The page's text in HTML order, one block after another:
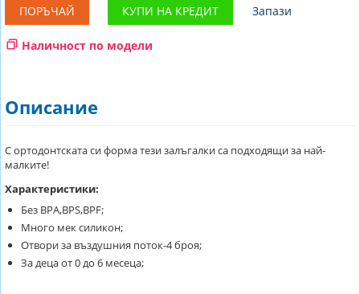
ПОРЪЧАЙ КУПИ НА КРЕДИТ Запази
Наличност по модели
Описание
С ортодонтската си форма тези залъгалки са подходящи за най-
малките!
Характеристики:
Без BPA,BPS,BPF;
Много мек силикон;
Отвори за въздушния поток-4 броя;
За деца от 0 до 6 месеца;